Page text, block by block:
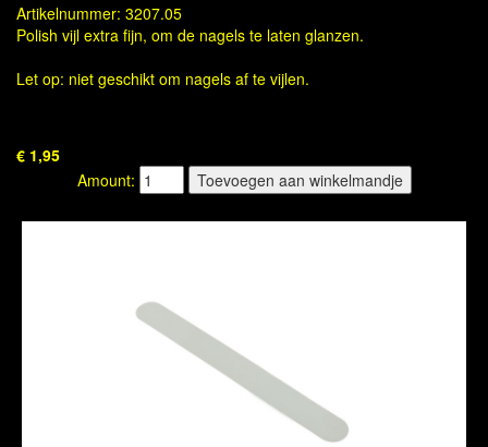
Artikelnummer: 3207.05
Polish vijl extra fijn, om de nagels te laten glanzen.
Let op: niet geschikt om nagels af te vijlen.
€ 1,95
Amount: